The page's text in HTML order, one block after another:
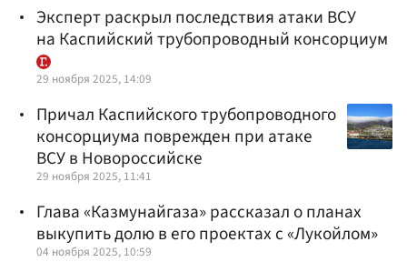
Эксперт раскрыл последствия атаки ВСУ
на Каспийский трубопроводный консорциум
29 ноября 2025, 14:09
Причал Каспийского трубопроводного
консорциума поврежден при атаке
ВСУ в Новороссийске
29 ноября 2025, 11:41
Глава «Казмунайгаза» рассказал о планах
выкупить долю в его проектах с «Лукойлом»
04 ноября 2025, 10:59